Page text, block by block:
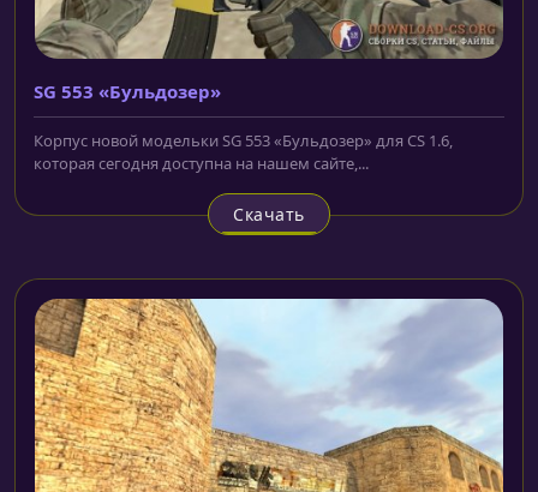
SG 553 «Бульдозер»
Корпус новой модельки SG 553 «Бульдозер» для CS 1.6,
которая сегодня доступна на нашем сайте,...
Скачать